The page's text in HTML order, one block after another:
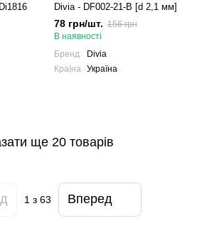
Divia - DF002-21-B [d 2,1 мм]
78 грн/шт. 156 грн
В наявності
Бренд
Divia
Країна
Україна
ще 20 товарів
1 з 63 Вперед